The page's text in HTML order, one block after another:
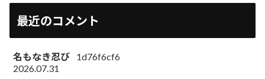
最近のコメント
名もなき忍び
1d76f6cf6
2026.07.31